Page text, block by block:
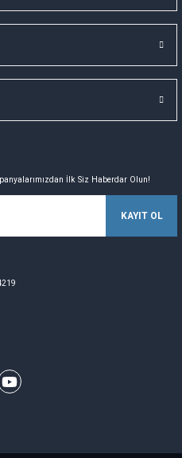
İlk Siz Haberdar Olun!
KAYIT OL